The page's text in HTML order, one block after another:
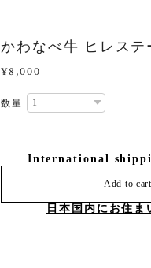
かわなべ牛 ヒレステ
¥8,000
数量
International
Add to cart
日本国内にお住ま